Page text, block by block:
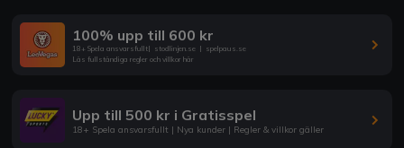
100% upp till 600 kr
18+ Spela ansvarsfullt| stodlinjen.se | spelpaus.se
Läs fullständiga regler och villkor här
Upp till 500 kr i Gratisspel
18+ Spela ansvarsfullt | Nya kunder | Regler & villkor gäller